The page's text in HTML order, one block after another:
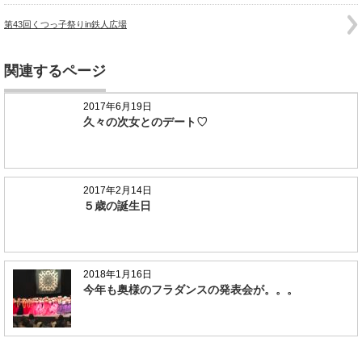
第43回くつっ子祭りin鉄人広場
関連するページ
2017年6月19日
久々の次女とのデート♡
2017年2月14日
５歳の誕生日
2018年1月16日
今年も奥様のフラダンスの発表会が。。。